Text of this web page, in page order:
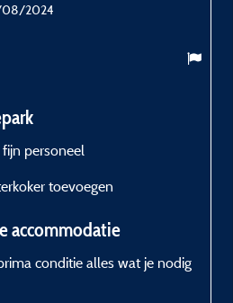
08/2024
personeel
toevoegen
accommodatie
conditie alles wat je nodig